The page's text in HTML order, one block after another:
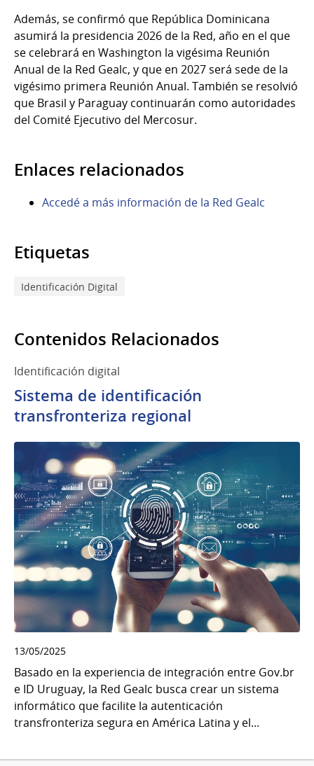
Además, se confirmó que República Dominicana
asumirá la presidencia 2026 de la Red, año en el que
se celebrará en Washington la vigésima Reunión
Anual de la Red Gealc, y que en 2027 será sede de la
vigésimo primera Reunión Anual. También se resolvió
que Brasil y Paraguay continuarán como autoridades
del Comité Ejecutivo del Mercosur.
Enlaces relacionados
Accedé a más información de la Red Gealc
Etiquetas
Identificación Digital
Contenidos Relacionados
Identificación digital
Sistema de identificación
transfronteriza regional
13/05/2025
Basado en la experiencia de integración entre Gov.br
e ID Uruguay, la Red Gealc busca crear un sistema
informático que facilite la autenticación
transfronteriza segura en América Latina y el...